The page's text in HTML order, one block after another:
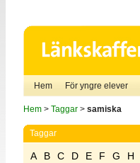
Hem För yngre elever
Hem> Taggar> samiska
Taggar
A B C D E F G H